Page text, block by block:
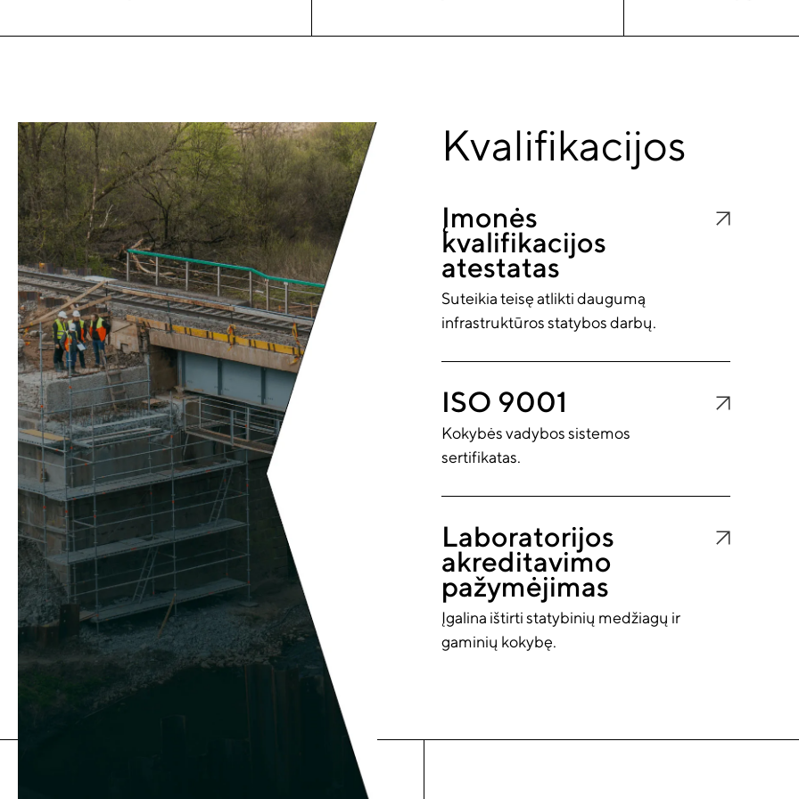
Kvalifikacijos
Įmonės
kvalifikacijos
atestatas
Suteikia teisę atlikti daugumą
infrastruktūros statybos darbų.
ISO 9001
Kokybės vadybos sistemos
sertifikatas.
Laboratorijos
akreditavimo
pažymėjimas
Įgalina ištirti statybinių medžiagų ir
gaminių kokybę.
It appears you don't have a PDF plugin for this